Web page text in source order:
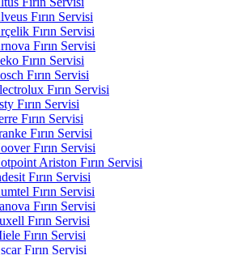
Fırın Servisi
Fırın Servisi
Fırın Servisi
Fırın Servisi
Fırın Servisi
Fırın Servisi
Fırın Servisi
Fırın Servisi
Fırın Servisi
Fırın Servisi
Ariston Fırın Servisi
Fırın Servisi
Fırın Servisi
Fırın Servisi
Fırın Servisi
Fırın Servisi
Fırın Servisi